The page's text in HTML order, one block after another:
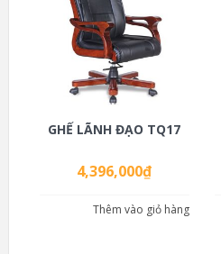
GHẾ LÃNH ĐẠO TQ17
4,396,000₫
Thêm vào giỏ hàng